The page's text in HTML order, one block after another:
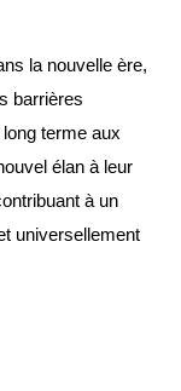
la nouvelle ère,
barrières
terme aux
élan à leur
à un
universellement